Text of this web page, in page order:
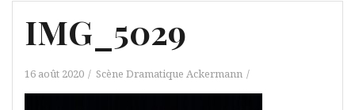
IMG_5029
16 août 2020 Scène Dramatique Ackermann